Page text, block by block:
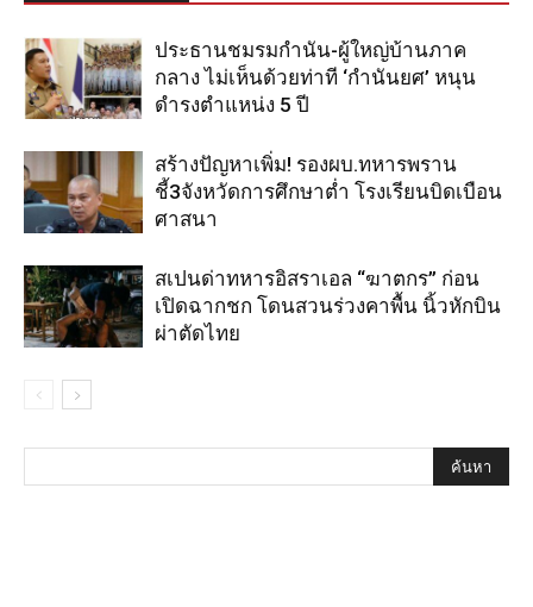
ประธานชมรมกำนัน-ผู้ใหญ่บ้านภาค
กลาง ไม่เห็นด้วยท่าที ‘กำนันยศ’ หนุน
ดำรงตำแหน่ง 5 ปี
สร้างปัญหาเพิ่ม! รองผบ.ทหารพราน
ชี้3จังหวัดการศึกษาต่ำ โรงเรียนบิดเบือน
ศาสนา
สเปนด่าทหารอิสราเอล “ฆาตกร” ก่อน
เปิดฉากชก โดนสวนร่วงคาพื้น นิ้วหักบิน
ผ่าตัดไทย